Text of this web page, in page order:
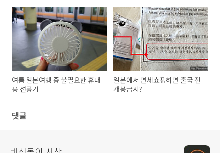
여름 일본여행 중 불필요한 휴대
용 선풍기
일본에서 면세쇼핑하면 출국 전
개봉금지?
댓글